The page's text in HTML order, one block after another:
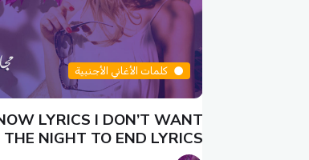
كلمات الأغاني الأجنبية
LYRICS I DON’T WANT
THE NIGHT TO END LYRICS